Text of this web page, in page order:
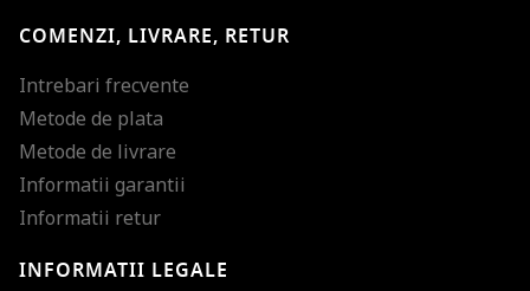
COMENZI, LIVRARE, RETUR
Intrebari frecvente
Metode de plata
Metode de livrare
Informatii garantii
Informatii retur
INFORMATII LEGALE